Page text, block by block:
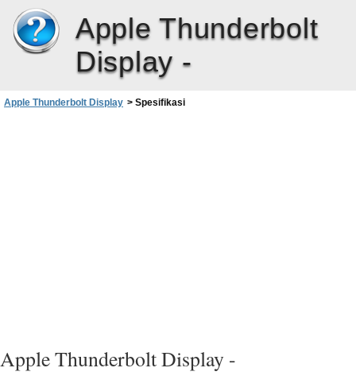
Apple Thunderbolt
Display -
Apple Thunderbolt Display > Spesifikasi
Apple Thunderbolt Display -